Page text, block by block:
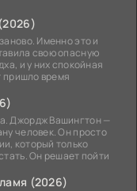
Именно это и
свою опасную
и у них спокойная
пришло время
Джордж Вашингтон —
человек. Он просто
который только
Он решает пойти
(2026)